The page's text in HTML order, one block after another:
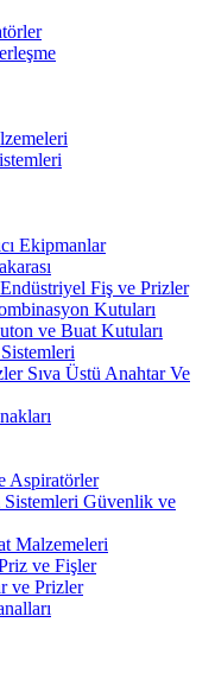
Ekipmanlar
Fiş ve Prizler
Kutuları
ve Buat Kutuları
Sıva Üstü Anahtar Ve
Aspiratörler
Güvenlik ve
Malzemeleri
ve Fişler
ve Prizler